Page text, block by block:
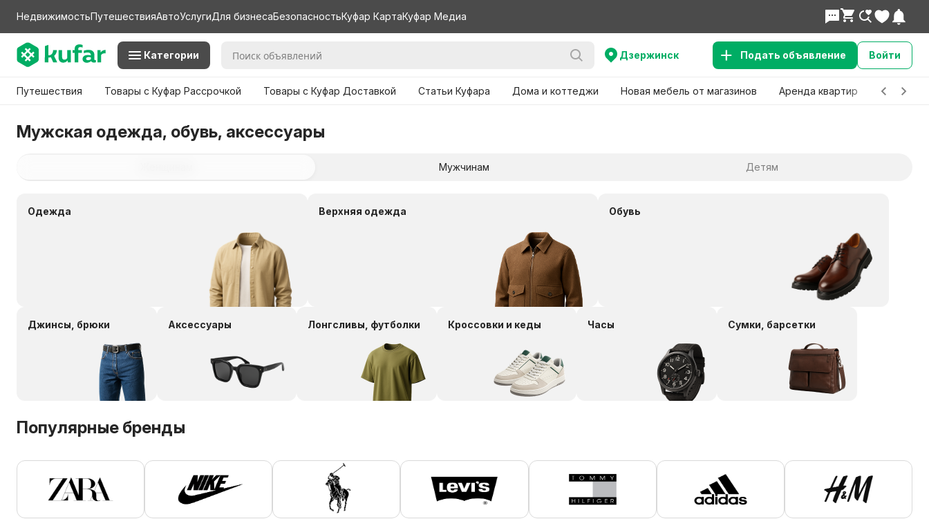
НедвижимостьПутешествияАвтоУслугиДля бизнесаБезопасностьКуфар КартаКуфар Медиа
Категории Дзержинск Подать объявление Войти
Путешествия Товары с Куфар Рассрочкой Товары с Куфар Доставкой Статьи Куфара Дома и коттеджи Новая мебель от магазинов Аренда квартир Детские
Мужская одежда, обувь, аксессуары
Мужчинам Детям
Одежда Верхняя одежда Обувь
Джинсы, брюки Аксессуары Лонгсливы, футболки Кроссовки и кеды Часы Сумки, барсетки
Популярные бренды